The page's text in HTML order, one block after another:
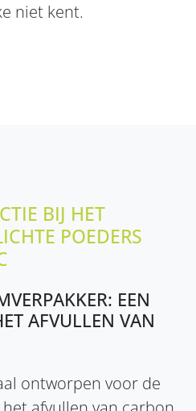
niet kent.
BIJ HET
POEDERS
EEN
AFVULLEN VAN
ontworpen voor de